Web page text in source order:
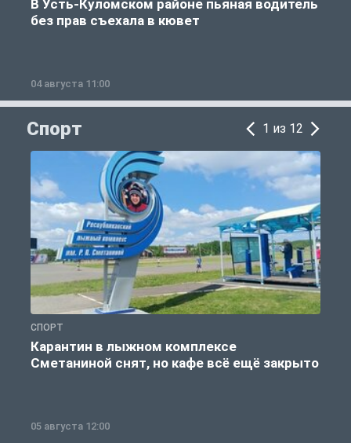
В Усть-Куломском районе пьяная водитель
без прав съехала в кювет
04 августа 11:00
Спорт 1 из 12
СПОРТ
Карантин в лыжном комплексе
Сметаниной снят, но кафе всё ещё закрыто
05 августа 12:00